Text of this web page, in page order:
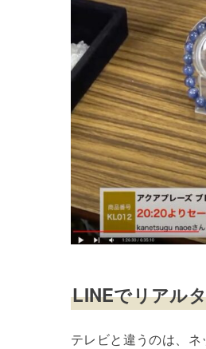
LINEでリアル
テレビと違うのは、ネ